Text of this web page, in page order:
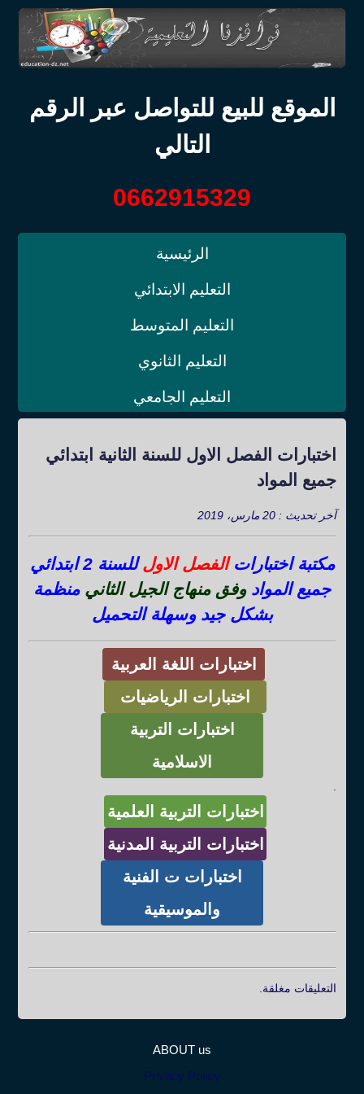
الموقع للبيع للتواصل عبر الرقم
التالي
0662915329
الرئيسية
التعليم الابتدائي
التعليم المتوسط
التعليم الثانوي
التعليم الجامعي
اختبارات الفصل الاول للسنة الثانية ابتدائي
جميع المواد
آخر تحديث : 20 مارس، 2019
مكتبة اختباراتالفصل الاول
للسنة 2 ابتدائي
جميع الموادوفق منهاج الجيل الثاني منظمة
بشكل جيد وسهلة التحميل
اختبارات اللغة العربية
اختبارات الرياضيات
اختبارات التربية
الاسلامية
.
اختبارات التربية العلمية
اختبارات التربية المدنية
اختبارات ت الفنية
والموسيقية
التعليقات مغلقة.
ABOUT us
Privacy Policy